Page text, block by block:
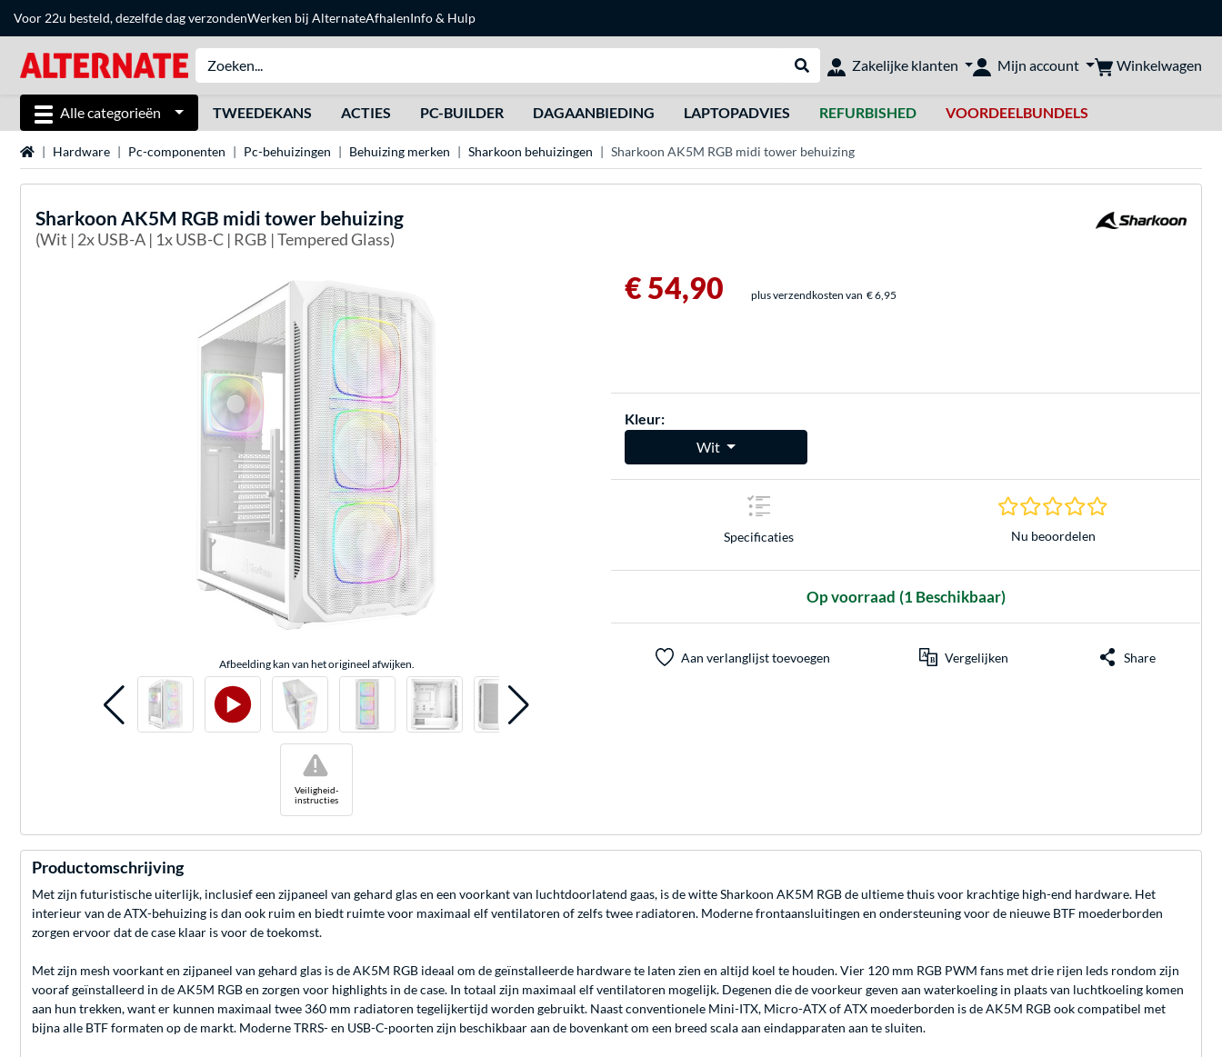
Voor 22u besteld, dezelfde dag verzondenWerken bij AlternateAfhalenInfo & Hulp
Webshop doorzoeken
Zakelijke klanten Mijn account Winkelwagen
Alle categorieën TWEEDEKANS ACTIES PC-BUILDER DAGAANBIEDING LAPTOPADVIES REFURBISHED VOORDEELBUNDELS
Home Hardware Pc-componenten Pc-behuizingen Behuizing merken Sharkoon behuizingen Sharkoon AK5M RGB midi tower behuizing
Sharkoon AK5M RGB midi tower behuizing
(Wit | 2x USB-A | 1x USB-C | RGB | Tempered Glass)
Afbeelding kan van het origineel afwijken.
Veiligheid-
instructies
!
€ 54,90 plus verzendkosten van € 6,95
Kleur:
Wit
Specificaties
0.0 sterren
Nu beoordelen
Op voorraad (1 Beschikbaar)
Aan verlanglijst toevoegen Vergelijken Share
Productomschrijving
Met zijn futuristische uiterlijk, inclusief een zijpaneel van gehard glas en een voorkant van luchtdoorlatend gaas, is de witte Sharkoon AK5M RGB de ultieme thuis voor krachtige high-end hardware. Het
interieur van de ATX-behuizing is dan ook ruim en biedt ruimte voor maximaal elf ventilatoren of zelfs twee radiatoren. Moderne frontaansluitingen en ondersteuning voor de nieuwe BTF moederborden
zorgen ervoor dat de case klaar is voor de toekomst.
Met zijn mesh voorkant en zijpaneel van gehard glas is de AK5M RGB ideaal om de geïnstalleerde hardware te laten zien en altijd koel te houden. Vier 120 mm RGB PWM fans met drie rijen leds rondom zijn
vooraf geïnstalleerd in de AK5M RGB en zorgen voor highlights in de case. In totaal zijn maximaal elf ventilatoren mogelijk. Degenen die de voorkeur geven aan waterkoeling in plaats van luchtkoeling komen
aan hun trekken, want er kunnen maximaal twee 360 mm radiatoren tegelijkertijd worden gebruikt. Naast conventionele Mini-ITX, Micro-ATX of ATX moederborden is de AK5M RGB ook compatibel met
bijna alle BTF formaten op de markt. Moderne TRRS- en USB-C-poorten zijn beschikbaar aan de bovenkant om een breed scala aan eindapparaten aan te sluiten.